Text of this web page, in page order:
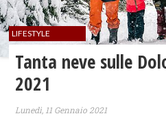
LIFESTYLE
Tanta neve sulle
2021
Lunedì, 11 Gennaio 2021